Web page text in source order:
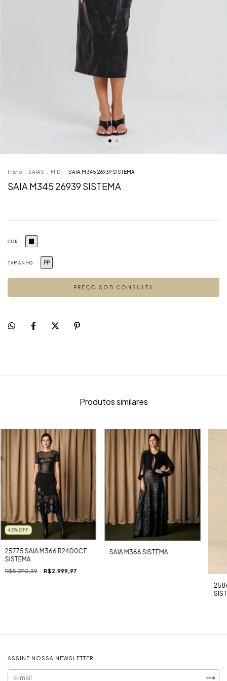
Início SAIAS MIDI SAIA M345 26939 SISTEMA
SAIA M345 26939 SISTEMA
COR
TAMANHO PP
Produtos similares
43%OFF
25775 SAIA M366 R2400CF
SISTEMA
R$5.270,39 R$2.999,97
SAIA M366 SISTEMA
ASSINE NOSSA NEWSLETTER